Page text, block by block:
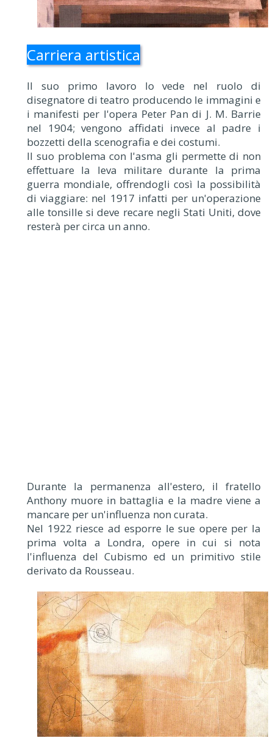
Carriera artistica
Il suo primo lavoro lo vede nel ruolo di
disegnatore di teatro producendo le immagini e
i manifesti per l'opera Peter Pan di J. M. Barrie
nel 1904; vengono affidati invece al padre i
bozzetti della scenografia e dei costumi.
Il suo problema con l'asma gli permette di non
effettuare la leva militare durante la prima
guerra mondiale, offrendogli così la possibilità
di viaggiare: nel 1917 infatti per un'operazione
alle tonsille si deve recare negli Stati Uniti, dove
resterà per circa un anno.
Durante la permanenza all'estero, il fratello
Anthony muore in battaglia e la madre viene a
mancare per un'influenza non curata.
Nel 1922 riesce ad esporre le sue opere per la
prima volta a Londra, opere in cui si nota
l'influenza del Cubismo ed un primitivo stile
derivato da Rousseau.